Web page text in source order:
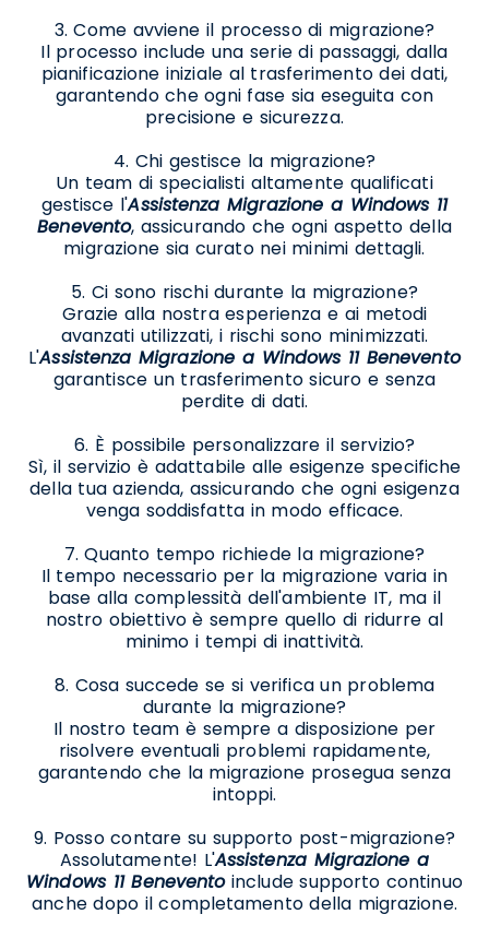
3. Come avviene il processo di migrazione?
Il processo include una serie di passaggi, dalla
pianificazione iniziale al trasferimento dei dati,
garantendo che ogni fase sia eseguita con
precisione e sicurezza.
4. Chi gestisce la migrazione?
Un team di specialisti altamente qualificati
gestisce l'Assistenza Migrazione a Windows 11
Benevento, assicurando che ogni aspetto della
migrazione sia curato nei minimi dettagli.
5. Ci sono rischi durante la migrazione?
Grazie alla nostra esperienza e ai metodi
avanzati utilizzati, i rischi sono minimizzati.
L'Assistenza Migrazione a Windows 11 Benevento
garantisce un trasferimento sicuro e senza
perdite di dati.
6. È possibile personalizzare il servizio?
Sì, il servizio è adattabile alle esigenze specifiche
della tua azienda, assicurando che ogni esigenza
venga soddisfatta in modo efficace.
7. Quanto tempo richiede la migrazione?
Il tempo necessario per la migrazione varia in
base alla complessità dell'ambiente IT, ma il
nostro obiettivo è sempre quello di ridurre al
minimo i tempi di inattività.
8. Cosa succede se si verifica un problema
durante la migrazione?
Il nostro team è sempre a disposizione per
risolvere eventuali problemi rapidamente,
garantendo che la migrazione prosegua senza
intoppi.
9. Posso contare su supporto post-migrazione?
Assolutamente! L'Assistenza Migrazione a
Windows 11 Beneventoinclude supporto continuo
anche dopo il completamento della migrazione.